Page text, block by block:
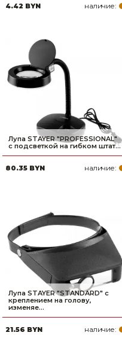
4.42 BYN наличие:
Лупа STAYER ″PROFESSIONAL″
с подсветкой на гибком штат...
80.35 BYN наличие:
Лупа STAYER ″STANDARD″ с
креплением на голову,
изменяе...
21.56 BYN наличие: